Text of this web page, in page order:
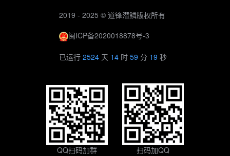
2019 - 2025 © 道锋潜鳞版权所有
闽ICP备2020018878号-3
已运行 2524 天 14 时 59 分 19 秒
QQ扫码加群 扫码加QQ